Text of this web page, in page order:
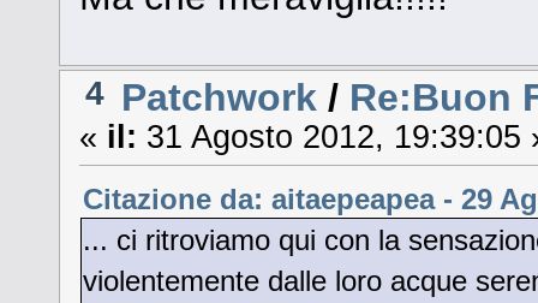
4 Patchwork / Re:Buon
« il: 31 Agosto 2012, 19:39:05
Citazione da: aitaepeapea - 29
... ci ritroviamo qui con la
violentemente dalle loro acque